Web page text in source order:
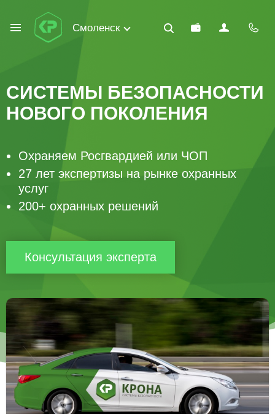
Смоленск
СИСТЕМЫ БЕЗОПАСНОСТИ
НОВОГО ПОКОЛЕНИЯ
Охраняем Росгвардией или ЧОП
27 лет экспертизы на рынке охранных
услуг
200+ охранных решений
Консультация эксперта